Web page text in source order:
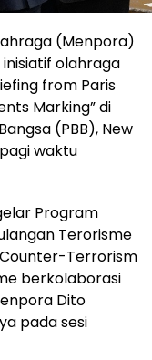
(Menpora)
olahraga
from Paris
Marking” di
(PBB), New
waktu
Program
Terorisme
Terrorism
berkolaborasi
Dito
pada sesi